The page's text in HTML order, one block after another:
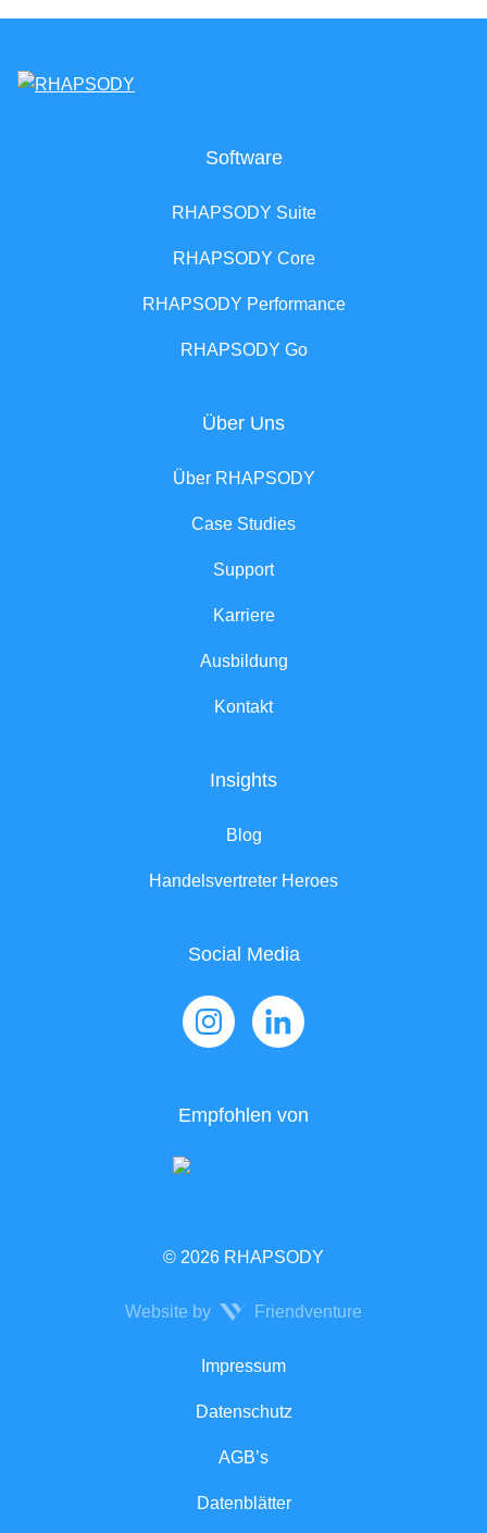
Software
RHAPSODY Suite
RHAPSODY Core
RHAPSODY Performance
RHAPSODY Go
Über Uns
Über RHAPSODY
Case Studies
Support
Karriere
Ausbildung
Kontakt
Insights
Blog
Handelsvertreter Heroes
Social Media
Empfohlen von
© 2026 RHAPSODY
Website by Friendventure
Impressum
Datenschutz
AGB’s
Datenblätter